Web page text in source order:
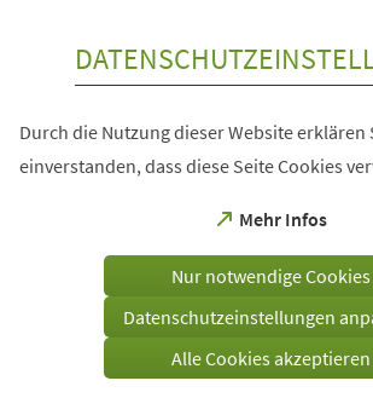
Durch die Nutzung dieser Website erklären
einverstanden, dass diese Seite Cookies
Mehr Infos
(Öffnet
einem
Tab)
Nur notwendige Cookies
Datenschutzeinstellungen
Alle Cookies akzeptieren